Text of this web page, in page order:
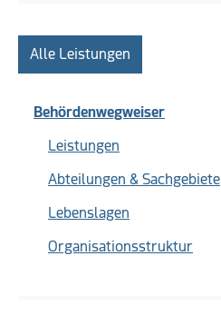
Alle Leistungen
Behördenwegweiser
Leistungen
Abteilungen & Sachgebiete
Lebenslagen
Organisationsstruktur